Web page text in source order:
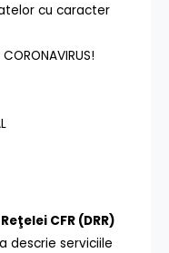
cu caracter
CORONAVIRUS!
CFR (DRR)
descrie serviciile